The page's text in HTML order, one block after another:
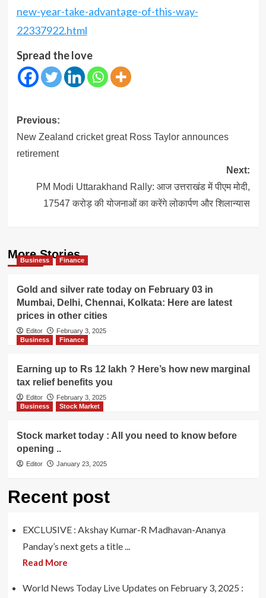
new-year-take-advantage-of-this-way-
22337922.html
Spread the love
Post
navigation
Previous:
New Zealand cricket great Ross Taylor announces
retirement
Next:
PM Modi Uttarakhand Rally: आज उत्तराखंड में पीएम मोदी,
17547 करोड़ की योजनाओं का करेंगे लोकार्पण और शिलान्यास
More Stories
Business Finance
Gold and silver rate today on February 03 in
Mumbai, Delhi, Chennai, Kolkata: Here are latest
prices in other cities
Editor
February 3, 2025
Business
Finance
Earning up to Rs 12 lakh ? Here’s how new marginal
tax relief benefits you
Editor
February 3, 2025
Business
Stock Market
Stock market today : All you need to know before
opening ..
Editor January 23, 2025
Recent post
EXCLUSIVE : Akshay Kumar-R Madhavan-Ananya
Panday’s next gets a title ...
Read More
World News Today Live Updates on February 3, 2025 :